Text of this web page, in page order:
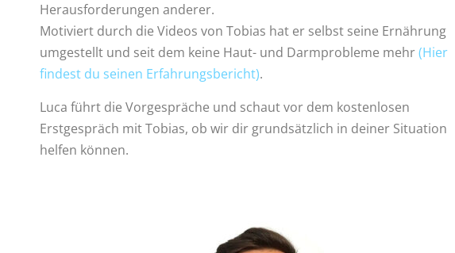
Herausforderungen anderer.
Motiviert durch die Videos von Tobias hat er selbst seine Ernährung
umgestellt und seit dem keine Haut- und Darmprobleme mehr(Hier
findest du seinen Erfahrungsbericht).
Luca führt die Vorgespräche und schaut vor dem kostenlosen
Erstgespräch mit Tobias, ob wir dir grundsätzlich in deiner Situation
helfen können.